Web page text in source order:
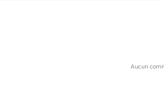
Aucun